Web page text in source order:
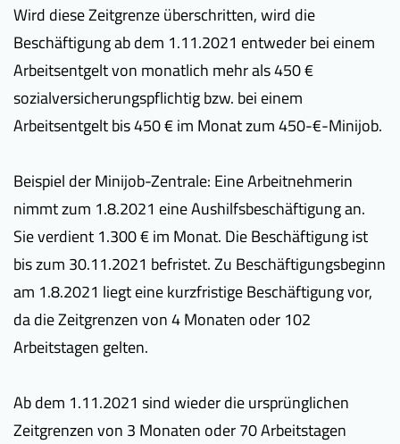
Wird diese Zeitgrenze überschritten, wird die
Beschäftigung ab dem 1.11.2021 entweder bei einem
Arbeitsentgelt von monatlich mehr als 450 €
sozialversicherungspflichtig bzw. bei einem
Arbeitsentgelt bis 450 € im Monat zum 450-€-Minijob.
Beispiel der Minijob-Zentrale: Eine Arbeitnehmerin
nimmt zum 1.8.2021 eine Aushilfsbeschäftigung an.
Sie verdient 1.300 € im Monat. Die Beschäftigung ist
bis zum 30.11.2021 befristet. Zu Beschäftigungsbeginn
am 1.8.2021 liegt eine kurzfristige Beschäftigung vor,
da die Zeitgrenzen von 4 Monaten oder 102
Arbeitstagen gelten.
Ab dem 1.11.2021 sind wieder die ursprünglichen
Zeitgrenzen von 3 Monaten oder 70 Arbeitstagen